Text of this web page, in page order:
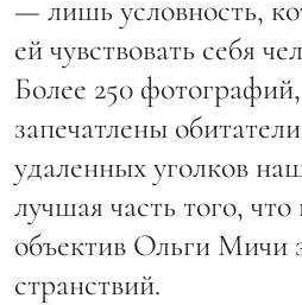
— лишь условность,
ей чувствовать себя
Более 250
запечатлены
удаленных уголков
лучшая часть того,
объектив Ольги Мичи
странствий.